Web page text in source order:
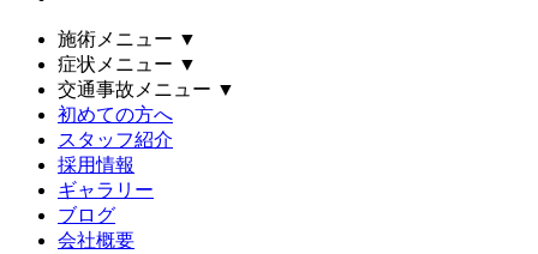
施術メニュー ▼
症状メニュー ▼
交通事故メニュー ▼
初めての方へ
スタッフ紹介
採用情報
ギャラリー
ブログ
会社概要